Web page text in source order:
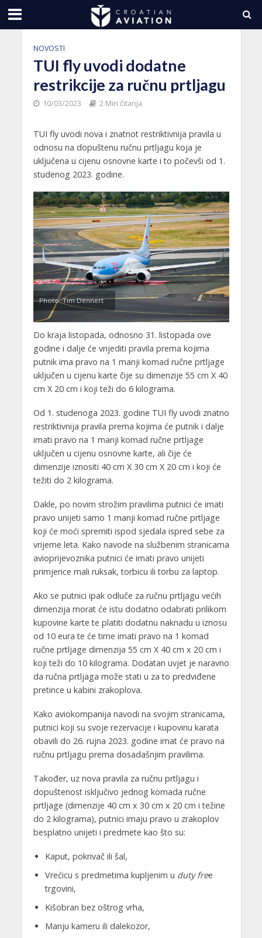
NOVOSTI
TUI fly uvodi dodatne
restrikcije za ručnu prtljagu
10/03/2023 2 Min čitanja
TUI fly uvodi nova i znatnot restriktivnija pravila u
odnosu na dopuštenu ručnu prtljagu koja je
uključena u cijenu osnovne karte i to počevši od 1.
studenog 2023. godine.
Photo: Tim Dennert
Do kraja listopada, odnosno 31. listopada ove
godine i dalje će vrijediti pravila prema kojima
putnik ima pravo na 1 manji komad ručne prtljage
uključen u cijenu karte čije su dimenzije 55 cm X 40
cm X 20 cm i koji teži do 6 kilograma.
Od 1. studenoga 2023. godine TUI fly uvodi znatno
restriktivnija pravila prema kojima će putnik i dalje
imati pravo na 1 manji komad ručne prtljage
uključen u cijenu osnovne karte, ali čije će
dimenzije iznositi 40 cm X 30 cm X 20 cm i koji će
težiti do 2 kilograma.
Dakle, po novim strožim pravilima putnici će imati
pravo unijeti samo 1 manji komad ručne prtljage
koji će moći spremiti ispod sjedala ispred sebe za
vrijeme leta. Kako navode na službenim stranicama
avioprijevoznika putnici će imati pravo unijeti
primjerice mali ruksak, torbicu ili torbu za laptop.
Ako se putnici ipak odluče za ručnu prtljagu većih
dimenzija morat će istu dodatno odabrati prilikom
kupovine karte te platiti dodatnu naknadu u iznosu
od 10 eura te će time imati pravo na 1 komad
ručne prtljage dimenzija 55 cm X 40 cm x 20 cm i
koji teži do 10 kilograma. Dodatan uvjet je naravno
da ručna prtljaga može stati u za to predviđene
pretince u kabini zrakoplova.
Kako aviokompanija navodi na svojim stranicama,
putnici koji su svoje rezervacije i kupovinu karata
obavili do 26. rujna 2023. godine imat će pravo na
ručnu prtljagu prema dosadašnjim pravilima.
Također, uz nova pravila za ručnu prtljagu i
dopuštenost isključivo jednog komada ručne
prtljage (dimenzije 40 cm x 30 cm x 20 cm i težine
do 2 kilograma), putnici imaju pravo u zrakoplov
besplatno unijeti i predmete kao što su:
Kaput, pokrivač ili šal,
Vrećicu s predmetima kupljenim u duty free
trgovini,
Kišobran bez oštrog vrha,
Manju kameru ili dalekozor,